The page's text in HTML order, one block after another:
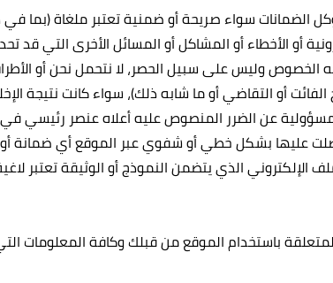
سواء صريحة أو ضمنية تعتبر ملغاة (بما في
الأخطاء أو المشاكل أو المسائل الأخرى التي قد
وليس على سبيل الحصر، لا نتحمل نحن أو
أو التقاضي أو ما شابه ذلك)، سواء كانت نتيجة
عن الضرر المنصوص عليه أعلاه عنصر رئيسي في
عليها بشكل خطي أو شفوي عبر الموقع أي ضمانة
الذي يتضمن النموذج أو الوثيقة تعتبر
باستخدام الموقع من قبلك وكافة المعلومات